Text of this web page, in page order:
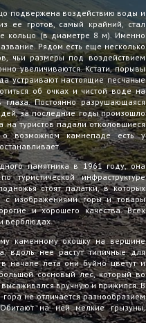
подвержена воздействию воды и
ее гротов, самый крайний, стал
кольцо (в диаметре 8 м). Именно
Рядом есть еще несколько
чьи размеры под воздействием
увеличиваются. Кстати, порывы
устраивают настоящие песчаные
об очках и чистой воде на
Постоянно разрушающаяся
за последние годы произошло
на туристов падали отколовшиеся
возможном камнепаде есть у
памятника в 1961 году, она
туристической инфраструктуре
стоят палатки, в которых
с изображениями горы и товары
и хорошего качества. Всех
верблюдах.
каменному окошку на вершине
вдоль нее растут типичные для
начале лета они буйно цветут и
сосновый лес, который во
вручную и прижился. В
не отличается разнообразием
на ней мелкие грызуны,